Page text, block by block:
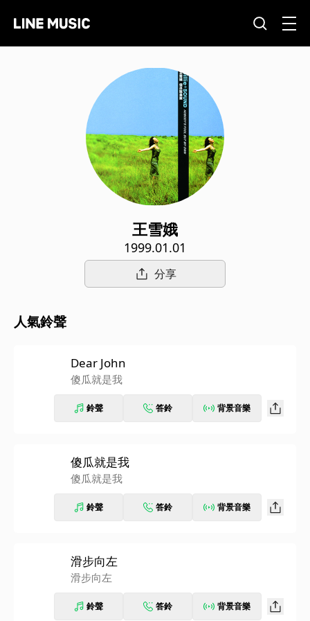
王雪娥
1999.01.01
分享
人氣鈴聲
Dear John
傻瓜就是我
鈴聲 答鈴 背景音樂
傻瓜就是我
傻瓜就是我
鈴聲 答鈴 背景音樂
滑步向左
滑步向左
鈴聲 答鈴 背景音樂